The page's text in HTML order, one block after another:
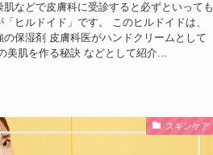
などで皮膚科に受診すると必ずといっても
ヒルドイド」です。 このヒルドイドは、
保湿剤 皮膚科医がハンドクリームとして
美肌を作る秘訣 などとして紹介...
スキンケア